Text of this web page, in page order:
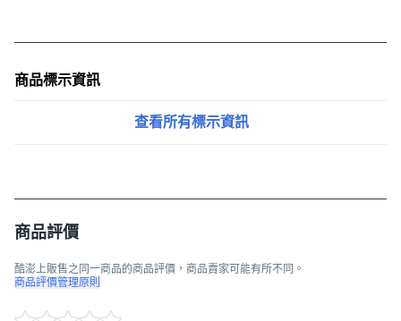
商品標示資訊
查看所有標示資訊
商品評價
酷澎上販售之同一商品的商品評價，商品賣家可能有所不同。
商品評價管理原則